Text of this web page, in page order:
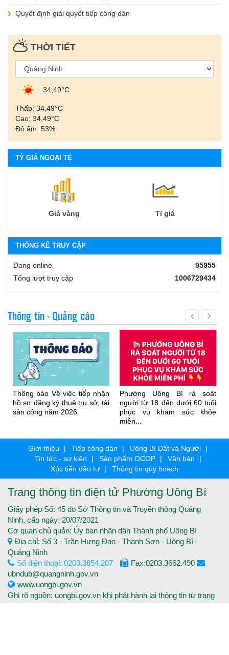
Quyết định giải quyết tiếp công dân
THỜI TIẾT
34,49°С
Thấp: 34,49°С
Cao: 34,49°С
Độ ẩm: 53%
TỶ GIÁ NGOẠI TỆ
Giá vàng Tỉ giá
THỐNG KÊ TRUY CẬP
Đang online
95955
Tổng lượt truy cập
1006729434
Thông tin - Quảng cáo
Thông báo Về việc tiếp nhận
hồ sơ đăng ký thuê trụ sở, tài
sản công năm 2026
Phường Uông Bí rà soát
người từ 18 đến dưới 60 tuổi
phục vụ khám sức khỏe
miễn...
Giới thiệu Tiếp công dân
Uông Bí Đất và Người
Tin tức - sự kiện
Sản phẩm OCOP
Văn bản
Xúc tiến đầu tư
Thông tin quy hoạch
Trang thông tin điện tử Phường Uông Bí
Giấy phép Số: 45 do Sở Thông tin và Truyền thông Quảng
Ninh, cấp ngày: 20/07/2021
Cơ quan chủ quản: Ủy ban nhân dân Thành phố Uông Bí
Địa chỉ: Số 3 - Trần Hưng Đạo - Thanh Sơn - Uông Bí -
Quảng Ninh
Số điện thoại: 0203.3854.207
Fax:0203.3662.490
ubndub@quangninh.gov.vn
www.uongbi.gov.vn
Ghi rõ nguồn: uongbi.gov.vn khi phát hành lại thông tin từ trang
thông tin điện tử.